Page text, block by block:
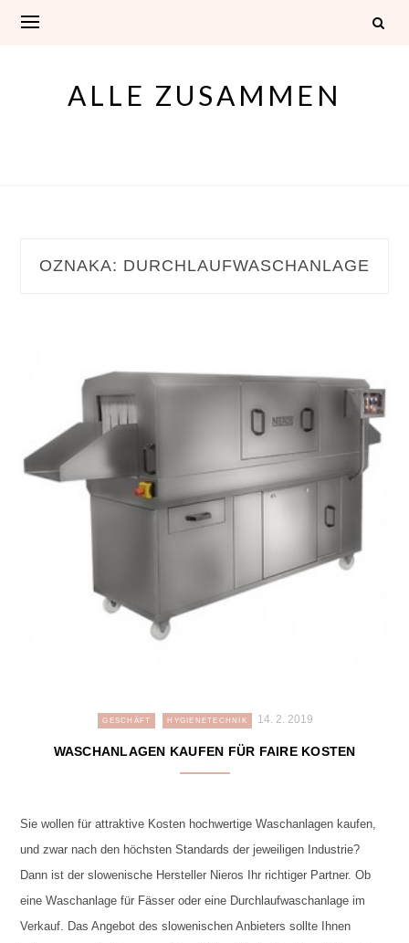
ALLE ZUSAMMEN
OZNAKA: DURCHLAUFWASCHANLAGE
GESCHÄFT HYGIENETECHNIK 14. 2. 2019
WASCHANLAGEN KAUFEN FÜR FAIRE KOSTEN
Sie wollen für attraktive Kosten hochwertige Waschanlagen kaufen,
und zwar nach den höchsten Standards der jeweiligen Industrie?
Dann ist der slowenische Hersteller Nieros Ihr richtiger Partner. Ob
eine Waschanlage für Fässer oder eine Durchlaufwaschanlage im
Verkauf. Das Angebot des slowenischen Anbieters sollte Ihnen